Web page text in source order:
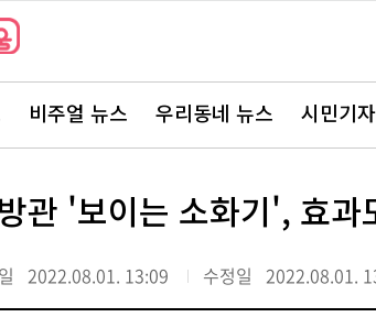
비주얼 뉴스 우리동네 뉴스 시민기
관 '보이는 소화기', 효
2022.08.01. 13:09 수정일 2022.08.01.